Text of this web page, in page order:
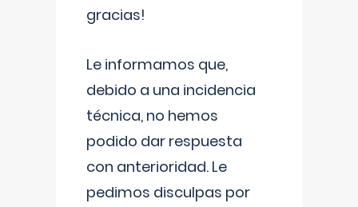
gracias!
Le informamos que,
debido a una incidencia
técnica, no hemos
podido dar respuesta
con anterioridad. Le
pedimos disculpas por